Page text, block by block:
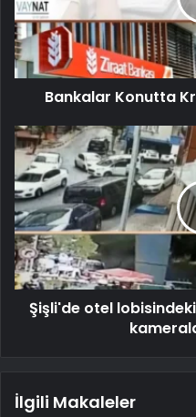
Bankalar Konutta
Şişli'de otel
İlgili Makaleler